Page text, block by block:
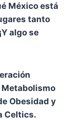
México está
tanto
algo se
Metabolismo
Obesidad y
Celtics.